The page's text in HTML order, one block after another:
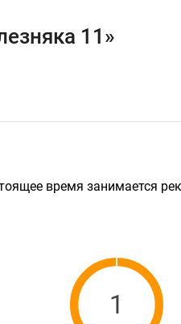
11»
время занимается
1